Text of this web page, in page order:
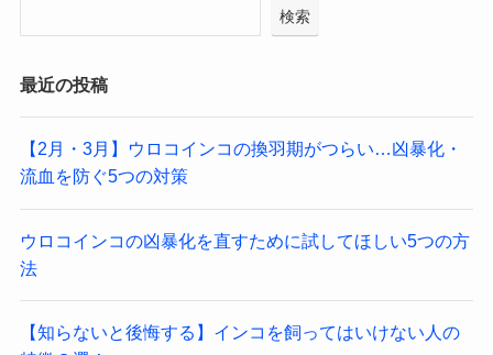
検索
最近の投稿
【2月・3月】ウロコインコの換羽期がつらい…凶暴化・
流血を防ぐ5つの対策
ウロコインコの凶暴化を直すために試してほしい5つの方
法
【知らないと後悔する】インコを飼ってはいけない人の